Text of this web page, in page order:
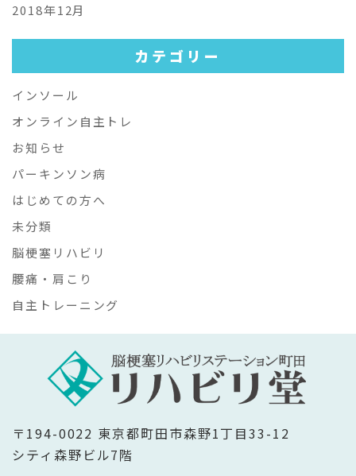
2018年12月
カテゴリー
インソール
オンライン自主トレ
お知らせ
パーキンソン病
はじめての方へ
未分類
脳梗塞リハビリ
腰痛・肩こり
自主トレーニング
〒194-0022 東京都町田市森野1丁目33-12
シティ森野ビル7階